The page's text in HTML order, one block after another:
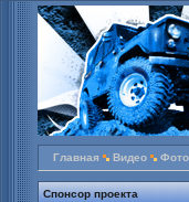
Главная Видео Фото
Спонсор проекта